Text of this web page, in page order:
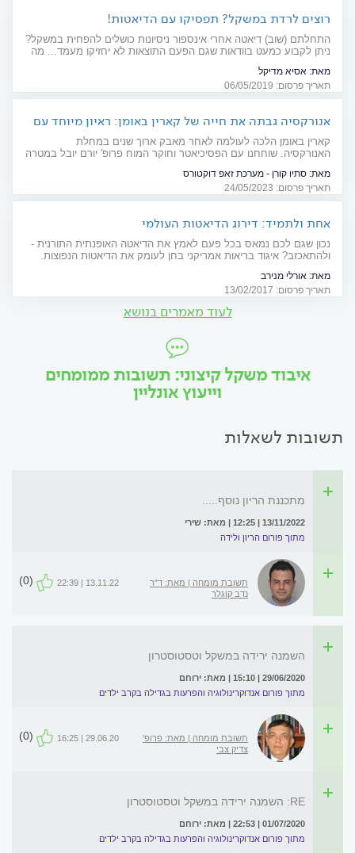
רוצים לרדת במשקל? תפסיקו עם הדיאטות!
התחלתם (שוב) דיאטה אחרי אינספור ניסיונות כושלים להפחית במשקל?
ניתן לקבוע כמעט בוודאות שגם הפעם התוצאות לא יחזיקו מעמד... מה
מפתיעה מאוד עבורכם. כתבה מיוחדת ליום הבין לאומי ללא דיאטה
מאת: אסיא מדיקל
תאריך פרסום: 06/05/2019
אנורקסיה גבתה את חייה של קארין באומן: ראיון מיוחד עם
פרופ' יורם יובל
קארין באומן הלכה לעולמה לאחר מאבק ארוך שנים במחלת
האנורקסיה. שוחחנו עם הפסיכיאטר וחוקר המוח פרופ' יורם יובל במטרה
מאת: סתיו קורן - מערכת זאפ דוקטורס
תאריך פרסום: 24/05/2023
אחת ולתמיד: דירוג הדיאטות העולמי
נכון שגם לכם נמאס בכל פעם לאמץ את הדיאטה האופנתית התורנית -
ולהתאכזב? איגוד בריאות אמריקני בחן לעומק את הדיאטות הנפוצות.
מאת: אורלי מנירב
תאריך פרסום: 13/02/2017
לעוד מאמרים בנושא
איבוד משקל קיצוני: תשובות ממומחים
וייעוץ אונליין
תשובות לשאלות
מתכננת הריון נוסף.....
13/11/2022 | 12:25 | מאת: שירי
מתוך פורום הריון ולידה
תשובת מומחה | מאת: ד"ר
נדב קוגלר
13.11.22 | 22:39
(0)
השמנה ירידה במשקל וטסטוסטרון
29/06/2020 | 15:10 | מאת: ירוחם
מתוך פורום אנדוקרינולוגיה והפרעות בגדילה בקרב ילדים
תשובת מומחה | מאת: פרופ'
צדיק צבי
29.06.20 | 16:25
(0)
RE: השמנה ירידה במשקל וטסטוסטרון
01/07/2020 | 22:53 | מאת: ירוחם
מתוך פורום אנדוקרינולוגיה והפרעות בגדילה בקרב ילדים